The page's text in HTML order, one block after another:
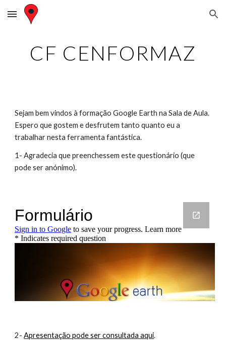
Skip to main content Skip to navigation
CF CENFORMAZ
Sejam bem vindos à formação Google Earth na Sala de Aula.
Espero que gostem e desfrutem tanto quanto eu a
trabalhar nesta ferramenta fantástica.
1- Agradecia que preenchessem este questionário (que
pode ser anónimo).
2- Apresentação pode ser consultada aqui.